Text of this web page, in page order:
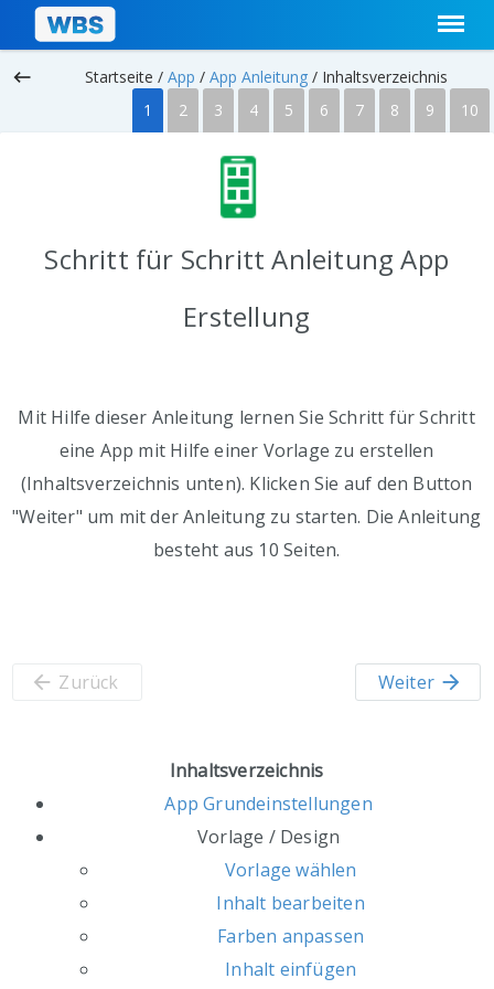
keyboard_backspace Startseite /App / App Anleitung / Inhaltsverzeichnis
10
9
8
7
6
5
4
3
2
1
Schritt für Schritt Anleitung App
Erstellung
Mit Hilfe dieser Anleitung lernen Sie Schritt für Schritt
eine App mit Hilfe einer Vorlage zu erstellen
(Inhaltsverzeichnis unten). Klicken Sie auf den Button
"Weiter" um mit der Anleitung zu starten. Die Anleitung
besteht aus 10 Seiten.
arrow_back Zurück Weiter arrow_forward
Inhaltsverzeichnis
App Grundeinstellungen
Vorlage / Design
Vorlage wählen
Inhalt bearbeiten
Farben anpassen
Inhalt einfügen